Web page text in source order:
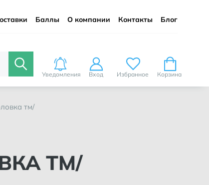
Баллы О компании Контакты Блог
Уведомления Вход Избранное Корзина
тм/
ТМ/